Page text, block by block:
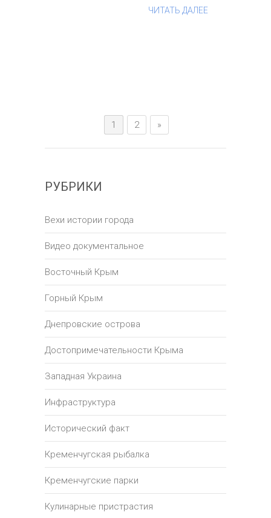
ЧИТАТЬ ДАЛЕЕ
1 2 »
РУБРИКИ
Вехи истории города
Видео документальное
Восточный Крым
Горный Крым
Днепровские острова
Достопримечательности Крыма
Западная Украина
Инфраструктура
Исторический факт
Кременчугская рыбалка
Кременчугские парки
Кулинарные пристрастия